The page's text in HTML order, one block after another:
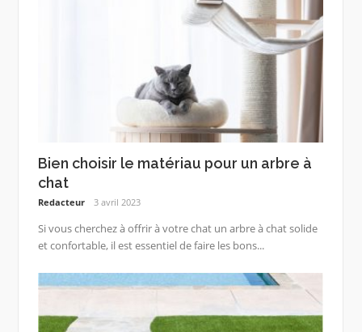
Bien choisir le matériau pour un arbre à
chat
Redacteur 3 avril 2023
Si vous cherchez à offrir à votre chat un arbre à chat solide
et confortable, il est essentiel de faire les bons...